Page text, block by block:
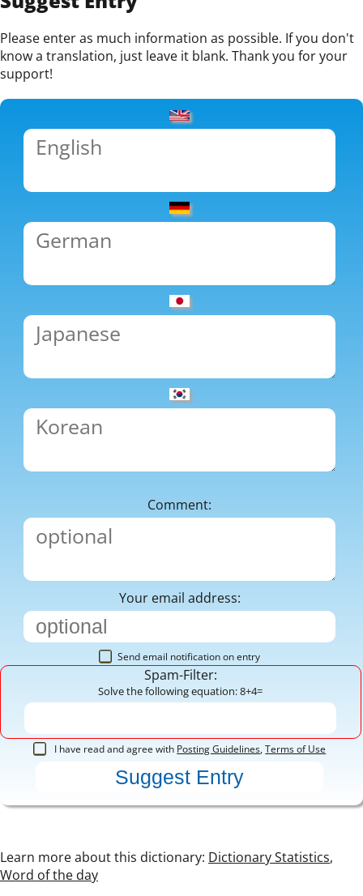
Please enter as much information as possible. If you don't
know a translation, just leave it blank. Thank you for your
support!
Comment:
Your email address:
Send email notification on entry
Spam-Filter:
Solve the following equation: 8+4=
I have read and agree with Posting Guidelines,Terms of Use
Learn more about this dictionary: Dictionary Statistics,
Word of the day